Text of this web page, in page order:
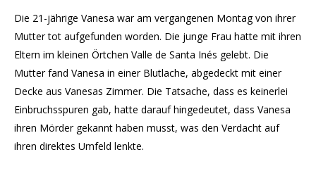
Die 21-jährige Vanesa war am vergangenen Montag von ihrer
Mutter tot aufgefunden worden. Die junge Frau hatte mit ihren
Eltern im kleinen Örtchen Valle de Santa Inés gelebt. Die
Mutter fand Vanesa in einer Blutlache, abgedeckt mit einer
Decke aus Vanesas Zimmer. Die Tatsache, dass es keinerlei
Einbruchsspuren gab, hatte darauf hingedeutet, dass Vanesa
ihren Mörder gekannt haben musst, was den Verdacht auf
ihren direktes Umfeld lenkte.